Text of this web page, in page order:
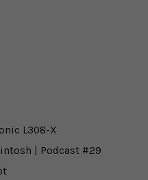
L308-X
| Podcast #29